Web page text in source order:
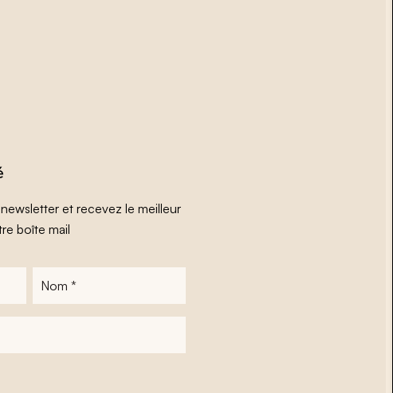
et recevez le meilleur
boîte mail